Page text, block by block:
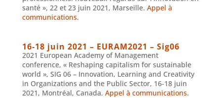
santé », 22 et 23 juin 2021, Marseille. Appel à
communications.
16-18 juin 2021 – EURAM2021 – Sig06
2021 European Academy of Management
conference, « Reshaping capitalism for sustainable
world », SIG 06 – Innovation, Learning and Creativity
in Organizations and the Public Sector, 16-18 juin
2021, Montréal, Canada. Appel à communications.